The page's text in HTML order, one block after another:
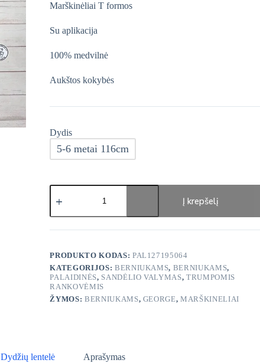
Marškinėliai T formos
Su aplikacija
100% medvilnė
Aukštos kokybės
Dydis
5-6 metai 116cm
produkto
kiekis:
Disney
Mickey
Į krepšelį
PRODUKTO KODAS: PAL127195064
KATEGORIJOS: BERNIUKAMS, BERNIUKAMS,
PALAIDINĖS, SANDĖLIO VALYMAS, TRUMPOMIS
RANKOVĖMIS
ŽYMOS:BERNIUKAMS, GEORGE,MARŠKINELIAI
Dydžių lentelė Aprašymas